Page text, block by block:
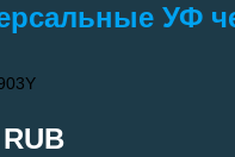
УФ
RUB